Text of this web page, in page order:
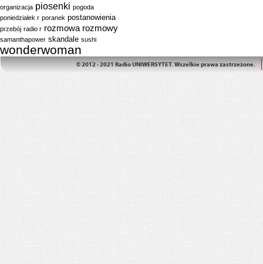
organizacja piosenki pogoda
poniedziałek r poranek postanowienia
przebój radio r rozmowa rozmowy
samanthapower skandale sushi
wonderwoman
© 2012 - 2021 Radio UNIWERSYTET. Wszelkie prawa zastrzeżone.